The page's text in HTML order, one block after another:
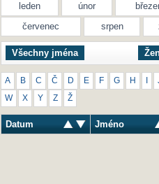
leden únor
červenec
srpen
Všechny jména
A B C Č D E F G H
W X Y Z Ž
Datum Jméno